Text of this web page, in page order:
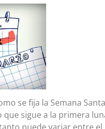
se fija la Semana
sigue a la primera